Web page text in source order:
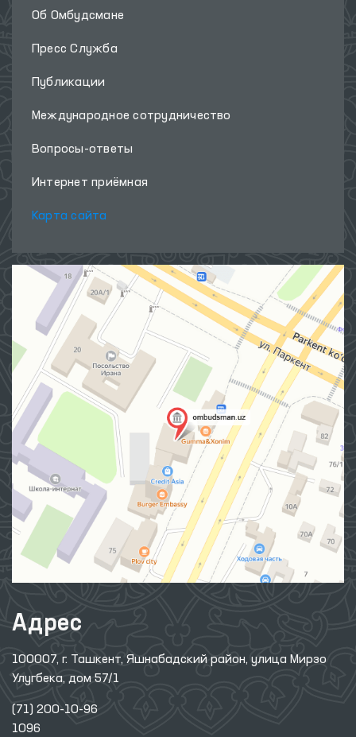
Об Омбудсмане
Пресс Служба
Публикации
Международное сотрудничество
Вопросы-ответы
Интернет приёмная
Карта сайта
Адрес
100007, г. Ташкент, Яшнабадский район, улица Мирзо
Улугбека, дом 57/1
(71) 200-10-96
1096